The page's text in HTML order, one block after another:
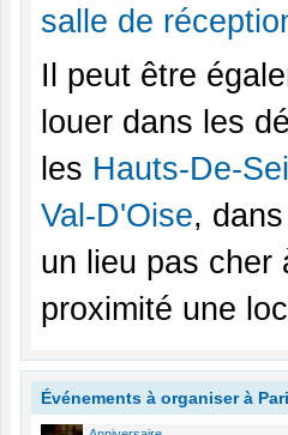
salle de
Il peut être
louer dans les
les Hauts-De-
Val-D'Oise,
un lieu pas cher
proximité une
Événements à organiser à